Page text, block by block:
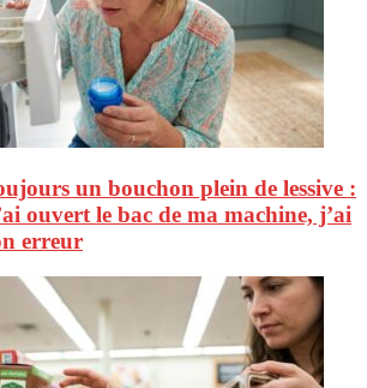
un bouchon plein de lessive :
ouvert le bac de ma machine, j’ai
erreur